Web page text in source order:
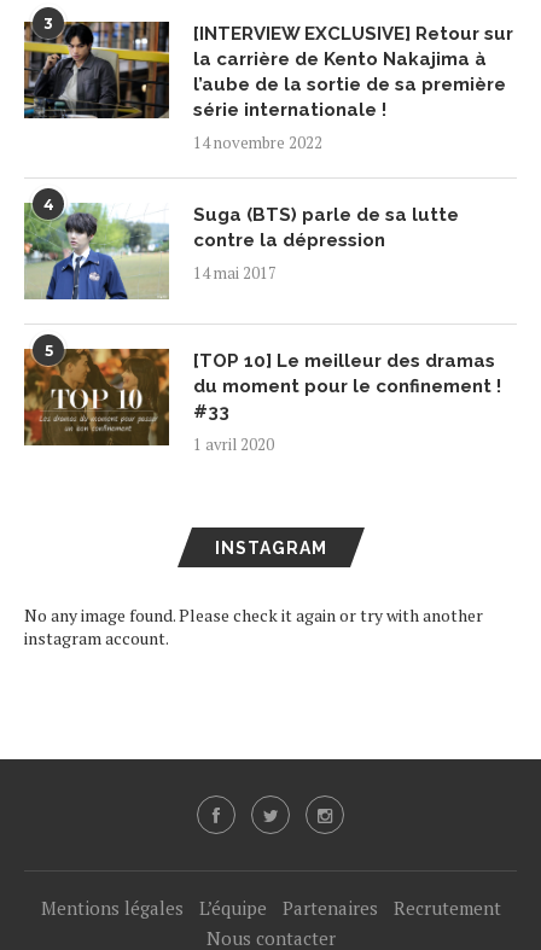
3
[INTERVIEW EXCLUSIVE] Retour sur
la carrière de Kento Nakajima à
l’aube de la sortie de sa première
série internationale !
14 novembre 2022
4
Suga (BTS) parle de sa lutte
contre la dépression
14 mai 2017
5
[TOP 10] Le meilleur des dramas
du moment pour le confinement !
#33
1 avril 2020
INSTAGRAM
No any image found. Please check it again or try with another
instagram account.
Mentions légales L’équipe Partenaires
Recrutement
Nous contacter